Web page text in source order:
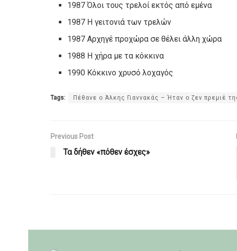
1987 Όλοι τους τρελοί εκτός από εμένα
1987 Η γειτονιά των τρελών
1987 Αρχηγέ προχώρα σε θέλει άλλη χώρα
1988 Η χήρα με τα κόκκινα
1990 Κόκκινο χρυσό λοχαγός
Tags: Πέθανε ο Άλκης Γιαννακάς – Ήταν ο ζεν πρεμιέ
Previous Post
Τα δήθεν «πόθεν έσχες»